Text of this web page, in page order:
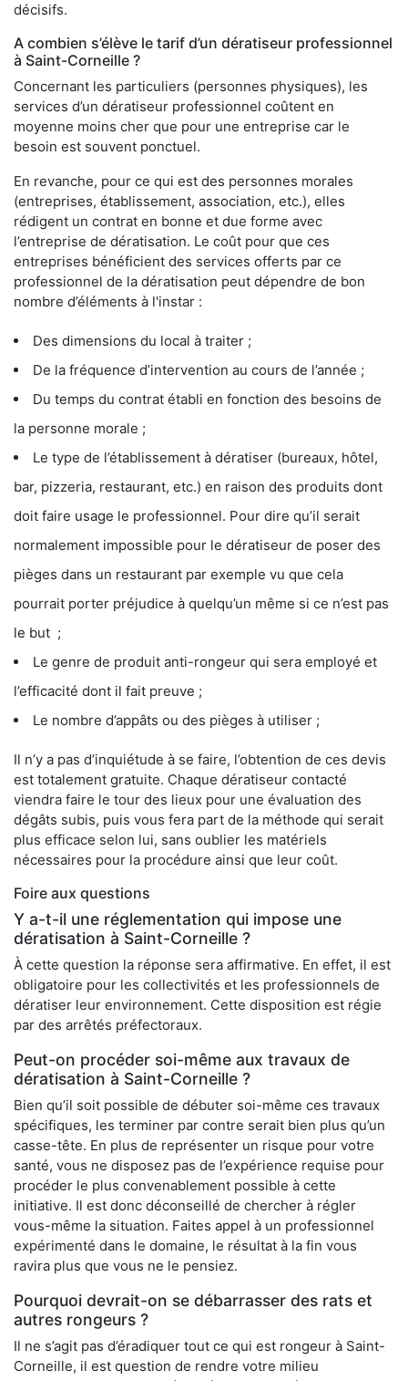
décisifs.
A combien s’élève le tarif d’un dératiseur professionnel
à Saint-Corneille ?
Concernant les particuliers (personnes physiques), les
services d’un dératiseur professionnel coûtent en
moyenne moins cher que pour une entreprise car le
besoin est souvent ponctuel.
En revanche, pour ce qui est des personnes morales
(entreprises, établissement, association, etc.), elles
rédigent un contrat en bonne et due forme avec
l’entreprise de dératisation. Le coût pour que ces
entreprises bénéficient des services offerts par ce
professionnel de la dératisation peut dépendre de bon
nombre d’éléments à l'instar :
Des dimensions du local à traiter ;
De la fréquence d’intervention au cours de l’année ;
Du temps du contrat établi en fonction des besoins de
la personne morale ;
Le type de l’établissement à dératiser (bureaux, hôtel,
bar, pizzeria, restaurant, etc.) en raison des produits dont
doit faire usage le professionnel. Pour dire qu’il serait
normalement impossible pour le dératiseur de poser des
pièges dans un restaurant par exemple vu que cela
pourrait porter préjudice à quelqu’un même si ce n’est pas
le but ;
Le genre de produit anti-rongeur qui sera employé et
l’efficacité dont il fait preuve ;
Le nombre d’appâts ou des pièges à utiliser ;
Il n’y a pas d’inquiétude à se faire, l’obtention de ces devis
est totalement gratuite. Chaque dératiseur contacté
viendra faire le tour des lieux pour une évaluation des
dégâts subis, puis vous fera part de la méthode qui serait
plus efficace selon lui, sans oublier les matériels
nécessaires pour la procédure ainsi que leur coût.
Foire aux questions
Y a-t-il une réglementation qui impose une
dératisation à Saint-Corneille ?
À cette question la réponse sera affirmative. En effet, il est
obligatoire pour les collectivités et les professionnels de
dératiser leur environnement. Cette disposition est régie
par des arrêtés préfectoraux.
Peut-on procéder soi-même aux travaux de
dératisation à Saint-Corneille ?
Bien qu’il soit possible de débuter soi-même ces travaux
spécifiques, les terminer par contre serait bien plus qu’un
casse-tête. En plus de représenter un risque pour votre
santé, vous ne disposez pas de l’expérience requise pour
procéder le plus convenablement possible à cette
initiative. Il est donc déconseillé de chercher à régler
vous-même la situation. Faites appel à un professionnel
expérimenté dans le domaine, le résultat à la fin vous
ravira plus que vous ne le pensiez.
Pourquoi devrait-on se débarrasser des rats et
autres rongeurs ?
Il ne s’agit pas d’éradiquer tout ce qui est rongeur à Saint-
Corneille, il est question de rendre votre milieu